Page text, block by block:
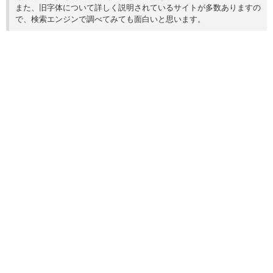
また、旧字体について詳しく説明されているサイトが多数ありますの
で、検索エンジンで調べてみても面白いと思います。